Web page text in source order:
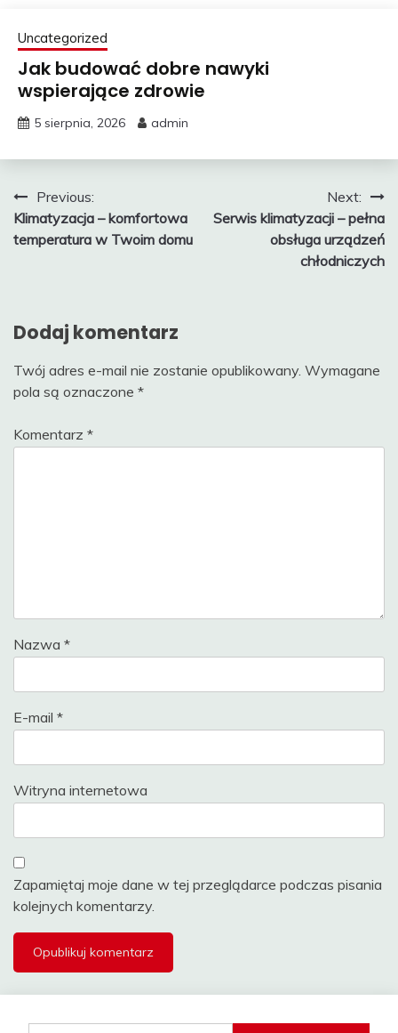
Uncategorized
Jak budować dobre nawyki
wspierające zdrowie
5 sierpnia, 2026 admin
Nawigacja
wpisu
Previous:
Klimatyzacja – komfortowa
temperatura w Twoim domu
Next:
Serwis klimatyzacji – pełna
obsługa urządzeń
chłodniczych
Dodaj komentarz
Twój adres e-mail nie zostanie opublikowany. Wymagane
pola są oznaczone *
Komentarz *
Nazwa *
E-mail *
Witryna internetowa
Zapamiętaj moje dane w tej przeglądarce podczas pisania
kolejnych komentarzy.